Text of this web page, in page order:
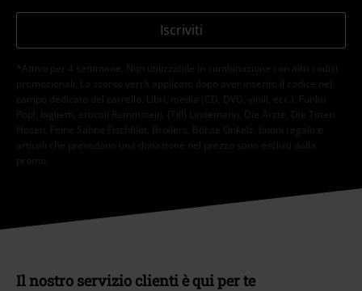
Iscriviti
*Attivo per 4 settimane. Non utilizzabile in combinazione con altri codici
promozionali. Lo sconto verrà applicato dopo aver inserito il codice nel
campo dedicato del carrello. Libri, media (CD, DVD, vinili, ecc.), Funko
Pop!, biglietti, articoli Rammstein, (Till) Lindemann, Die Ärzte, Die Toten
Hosen, Feine Sahne Fischfilet, Broilers, Böhse Onkelz, buoni regalo e
articoli che prevedono una donazione nel prezzo sono esclusi dalla
promo.
Il nostro servizio clienti è qui per te